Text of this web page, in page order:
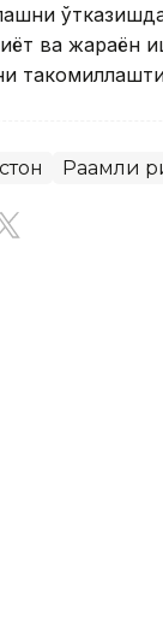
ва жараён
Рақамли